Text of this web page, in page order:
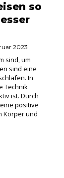
so
2023
sind, um
sind eine
In
Technik
ist. Durch
positive
Körper und